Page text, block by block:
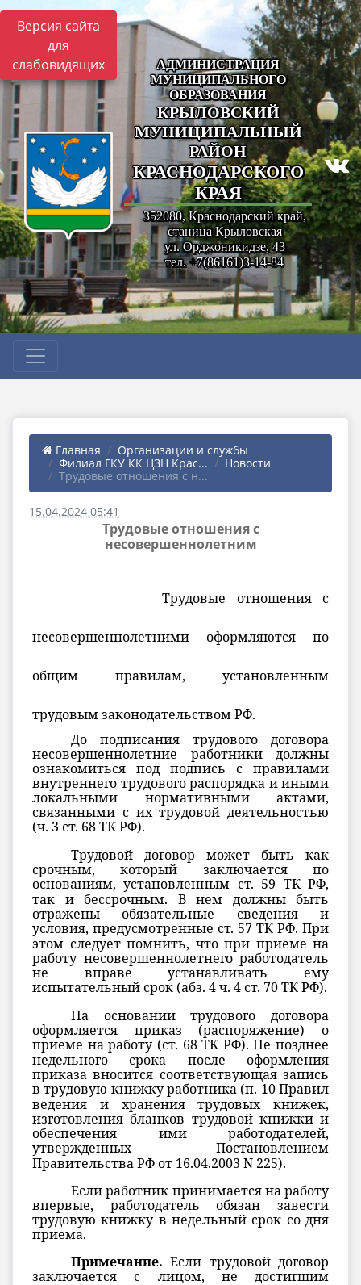
Версия сайта
для
слабовидящих
АДМИНИСТРАЦИЯ
МУНИЦИПАЛЬНОГО
ОБРАЗОВАНИЯ
КРЫЛОВСКИЙ
МУНИЦИПАЛЬНЫЙ
РАЙОН
КРАСНОДАРСКОГО
КРАЯ
352080, Краснодарский край,
станица Крыловская
ул. Орджоникидзе, 43
тел. +7(86161)3-14-84
Главная
Организации и службы
Филиал ГКУ КК ЦЗН Крас...
Новости
Трудовые отношения с н...
15.04.2024 05:41
Трудовые отношения с
несовершеннолетним
Трудовые отношения с
несовершеннолетними оформляются по
общим правилам, установленным
трудовым законодательствомРФ.
До подписания трудового договора
несовершеннолетние работники должны
ознакомиться под подпись с правилами
внутреннего трудового распорядка и иными
локальными нормативными актами,
связанными с их трудовой деятельностью
(ч. 3 ст. 68ТК РФ).
Трудовой договор может быть как
срочным, который заключается по
основаниям, установленным ст. 59 ТК РФ,
так и бессрочным. В нем должны быть
отражены обязательные сведения и
условия, предусмотренные ст. 57 ТК РФ. При
этом следует помнить, что при приеме на
работу несовершеннолетнего работодатель
не вправе устанавливать ему
испытательный срок (абз. 4 ч. 4 ст. 70ТК РФ).
На основании трудового договора
оформляется приказ (распоряжение) о
приеме на работу (ст. 68ТК РФ). Не позднее
недельного срока после оформления
приказа вносится соответствующая запись
в трудовую книжку работника (п. 10Правил
ведения и хранения трудовых книжек,
изготовления бланков трудовой книжки и
обеспечения ими работодателей,
утвержденных Постановлением
Правительства РФ от 16.04.2003 N 225).
Если работник принимается на работу
впервые, работодатель обязан завести
трудовую книжку в недельный срок со дня
приема.
Примечание. Если трудовой договор
заключается с лицом, не достигшим